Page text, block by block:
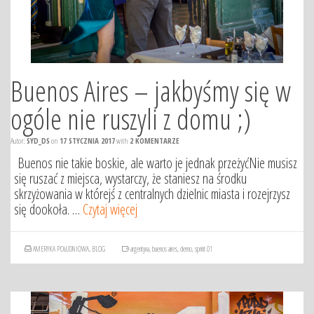
Buenos Aires – jakbyśmy się w
ogóle nie ruszyli z domu ;)
Autor: SYD_DS on 17 STYCZNIA 2017with 2 KOMENTARZE
Buenos nie takie boskie, ale warto je jednak przeżyćNie musisz
się ruszać z miejsca, wystarczy, że staniesz na środku
skrzyżowania w którejś z centralnych dzielnic miasta i rozejrzysz
się dookoła. … Czytaj więcej
AMERYKA POŁUDNIOWA, BLOG argentyna,buenos aires,demo,sprint 01